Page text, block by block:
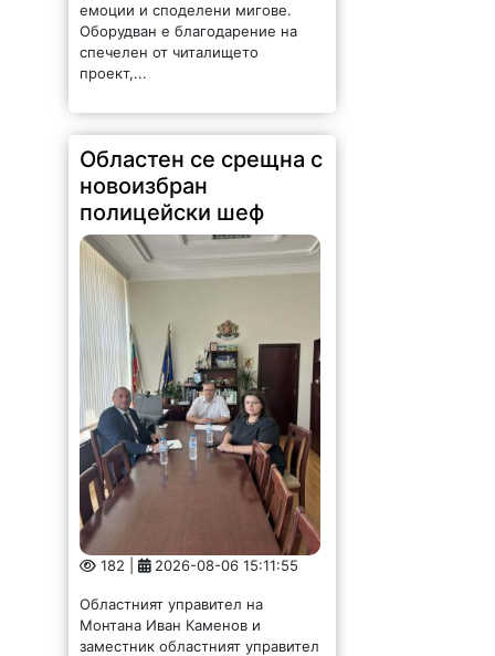
емоции и споделени мигове.
Оборудван е благодарение на
спечелен от читалището
проект,...
Областен се срещна с
новоизбран
полицейски шеф
182 | 2026-08-06 15:11:55
Областният управител на
Монтана Иван Каменов и
заместник областният управител